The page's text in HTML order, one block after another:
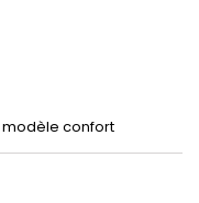
modèle confort